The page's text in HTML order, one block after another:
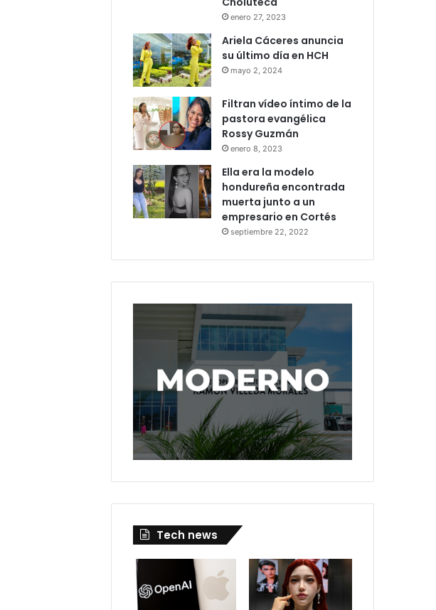
enero 27, 2023
Ariela Cáceres anuncia
su último día en HCH
mayo 2, 2024
Filtran vídeo íntimo de la
pastora evangélica
Rossy Guzmán
enero 8, 2023
Ella era la modelo
hondureña encontrada
muerta junto a un
empresario en Cortés
septiembre 22, 2022
Tech news